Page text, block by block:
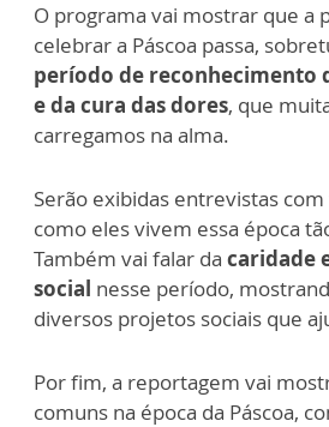
O programa vai mostrar que a
celebrar a Páscoa passa,
período de reconhecimento
e da cura das dores, que
carregamos na alma.
Serão exibidas entrevistas
como eles vivem essa época
Também vai falar da caridade
social nesse período,
diversos projetos sociais que
Por fim, a reportagem vai
comuns na época da Páscoa,